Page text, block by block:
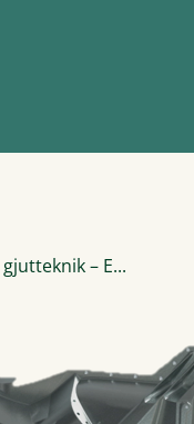
– E...